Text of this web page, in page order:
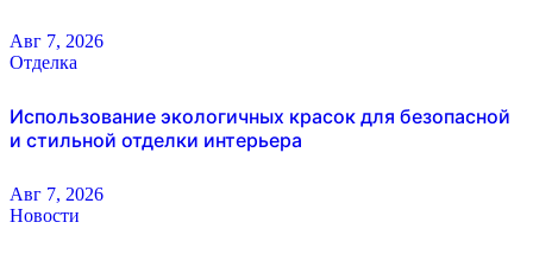
Авг 7, 2026
Отделка
Использование экологичных красок для безопасной
и стильной отделки интерьера
Авг 7, 2026
Новости